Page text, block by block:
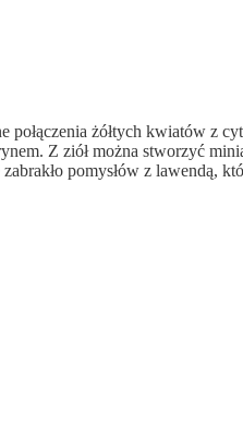
żółtych kwiatów z
Z ziół można stworzyć
pomysłów z lawendą,